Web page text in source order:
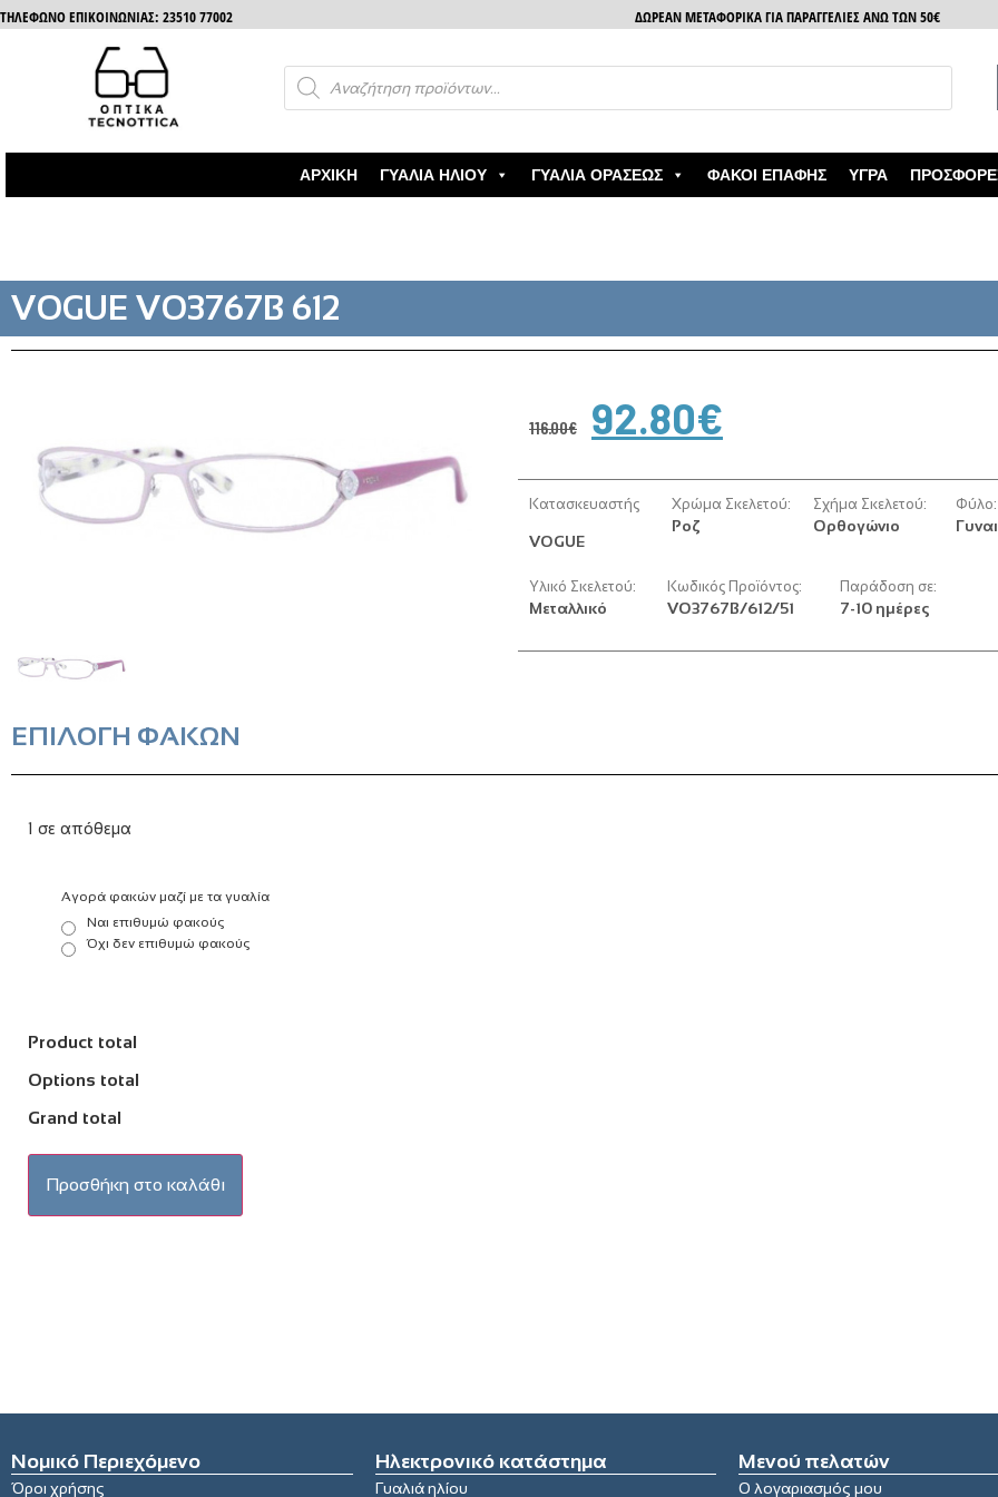
ΤΗΛΈΦΩΝΟ ΕΠΙΚΟΙΝΩΝΊΑΣ: 23510 77002 ΔΩΡΕΑΝ ΜΕΤΑΦΟΡΙΚΑ ΓΙΑ ΠΑΡΑΓΓΕΛΙΕΣ ΑΝΩ ΤΩΝ 50€
ΑΡΧΙΚΉ ΓΥΑΛΙΆ ΗΛΊΟΥ ΓΥΑΛΙΆ ΟΡΆΣΕΩΣ ΦΑΚΟΊ ΕΠΑΦΉΣ ΥΓΡΆ
VOGUE VO3767B 612
116.00€ 92.80€
Κατασκευαστής
VOGUE
Χρώμα Σκελετού:
Ροζ
Σχήμα Σκελετού:
Ορθογώνιο
Φύλο:
Υλικό Σκελετού:
Μεταλλικό
Κωδικός Προϊόντος:
VO3767B/612/51
Παράδοση σε:
7-10 ημέρες
ΕΠΙΛΟΓΗ ΦΑΚΩΝ
1 σε απόθεμα
Αγορά φακών μαζί με τα γυαλία
Ναι επιθυμώ φακούς
Όχι δεν επιθυμώ φακούς
Product total
Options total
Grand total
Προσθήκη στο καλάθι
Νομικό Περιεχόμενο
Όροι χρήσης
Ηλεκτρονικό κατάστημα
Γυαλιά ηλίου
Μενού πελατών
Ο λογαριασμός μου